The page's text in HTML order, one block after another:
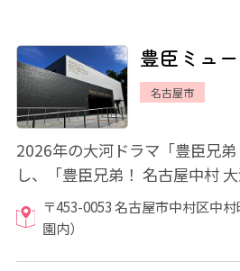
豊臣ミュ
名古屋市
2026年の大河ドラマ「豊臣兄
し、「豊臣兄弟！ 名古屋中村
めとする複合施設「豊臣ミュ
〒453-0053 名古屋市中村区中
園内）